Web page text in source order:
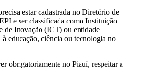
estar cadastrada no Diretório de
e ser classificada como Instituição
de Inovação (ICT) ou entidade
educação, ciência ou tecnologia no
obrigatoriamente no Piauí, respeitar a